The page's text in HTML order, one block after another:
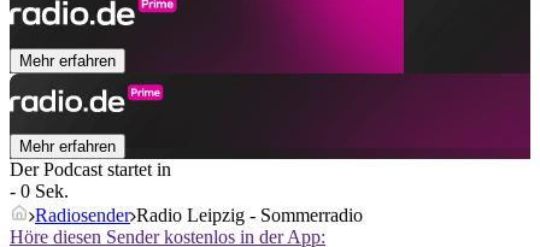
Mehr erfahren
Mehr erfahren
Der Podcast startet in
- 0 Sek.
Radiosender Radio Leipzig - Sommerradio
Höre diesen Sender kostenlos in der App: